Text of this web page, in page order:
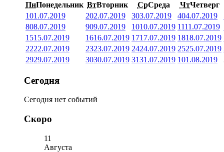
ПнПонедельник ВтВторник СрСреда ЧтЧетверг
101.07.2019 202.07.2019 303.07.2019 404.07.2019
808.07.2019 909.07.2019 1010.07.2019 1111.07.2019
1515.07.2019 1616.07.2019 1717.07.2019 1818.07.2019
2222.07.2019 2323.07.2019 2424.07.2019 2525.07.2019
2929.07.2019 3030.07.2019 3131.07.2019 101.08.2019
Сегодня
Сегодня нет событий
Скоро
11
Августа